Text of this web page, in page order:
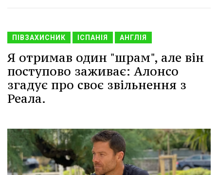
ПІВЗАХИСНИК ІСПАНІЯ АНГЛІЯ
Я отримав один "шрам", але він
поступово заживає: Алонсо
згадує про своє звільнення з
Реала.